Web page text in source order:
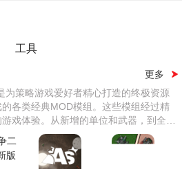
工具
更多
为策略游戏爱好者精心打造的终极资源
各类经典MOD模组。这些模组经过精
戏体验。从新增的单位和武器，到全新
戏注入了新的活力。玩家可以通过这些
体验更加丰富多样的战斗场景。高清重
戏的视觉效果更加出色。